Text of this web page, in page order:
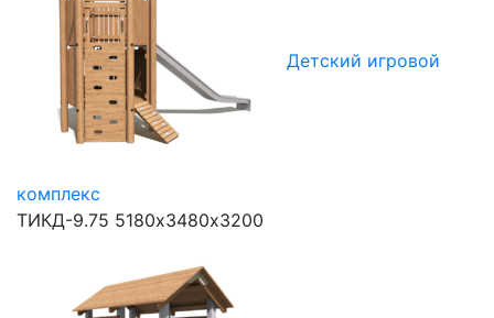
Детский игровой
комплекс
ТИКД-9.75 5180х3480х3200